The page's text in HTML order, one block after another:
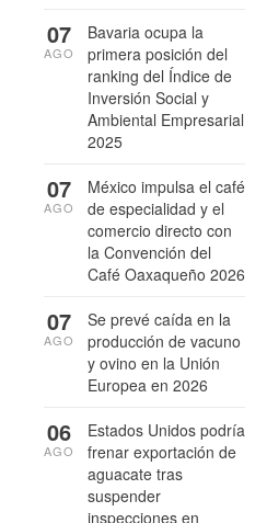
Bavaria ocupa la
primera posición del
ranking del Índice de
Inversión Social y
Ambiental Empresarial
2025
07
AGO
México impulsa el café
de especialidad y el
comercio directo con
la Convención del
Café Oaxaqueño 2026
07
AGO
Se prevé caída en la
producción de vacuno
y ovino en la Unión
Europea en 2026
07
AGO
Estados Unidos podría
frenar exportación de
aguacate tras
suspender
inspecciones en
06
AGO